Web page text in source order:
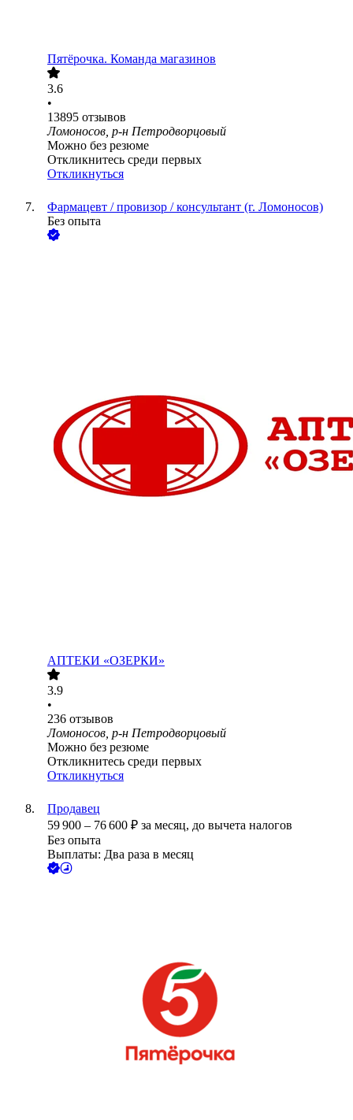
Пятёрочка. Команда магазинов
3.6
•
13895 отзывов
Ломоносов, р-н Петродворцовый
Можно без резюме
Откликнитесь среди первых
Откликнуться
Фармацевт / провизор / консультант (г. Ломоносов)
Без опыта
АПТЕКИ «ОЗЕРКИ»
3.9
•
236 отзывов
Ломоносов, р-н Петродворцовый
Можно без резюме
Откликнитесь среди первых
Откликнуться
Продавец
59 900 – 76 600 ₽ за месяц, до вычета налогов
Без опыта
Выплаты: Два раза в месяц